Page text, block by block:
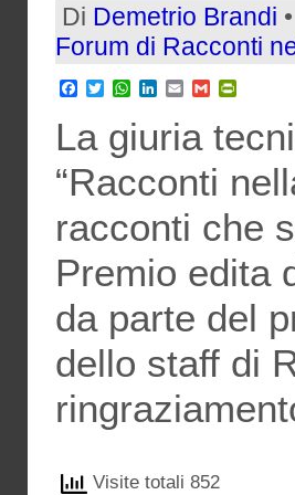
Di Demetrio Brandi
Forum di Racconti
Facebook
TwitterWhatsApp
LinkedIn
EmailGmail
La giuria
“Racconti
racconti che
Premio edita
da parte del
dello staff di
Visite totali 852